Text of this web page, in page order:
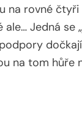
na rovné
Jedná se
na tom hůře